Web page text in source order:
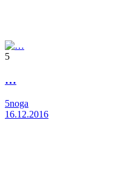
5
…
5noga
16.12.2016